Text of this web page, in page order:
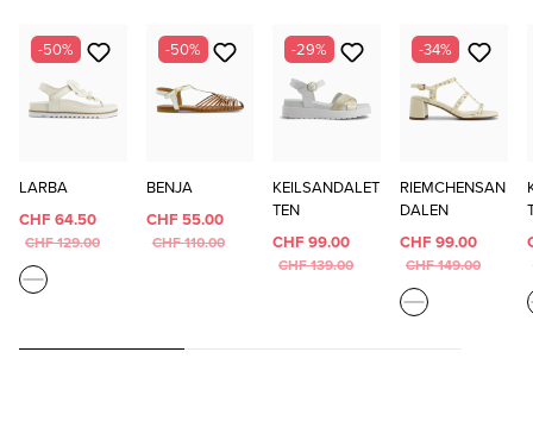
-50%
LARBA
CHF 64.50
CHF 129.00
-50%
BENJA
CHF 55.00
CHF 110.00
-29%
KEILSANDALET
TEN
CHF 99.00
CHF 139.00
-34%
RIEMCHENSAN
DALEN
CHF 99.00
CHF 149.00